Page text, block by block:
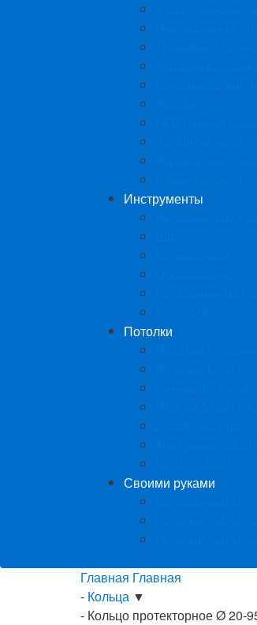
Инструменты
Потолки
Своими руками
Главная Главная
- Кольца ▼
- Кольцо протекторное Ø 20-